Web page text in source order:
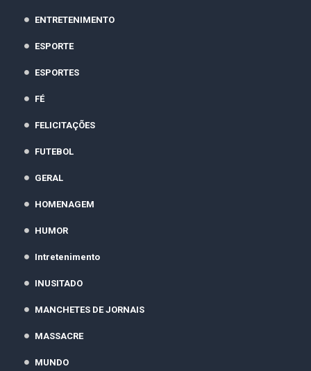
ENTRETENIMENTO
ESPORTE
ESPORTES
FÉ
FELICITAÇÕES
FUTEBOL
GERAL
HOMENAGEM
HUMOR
Intretenimento
INUSITADO
MANCHETES DE JORNAIS
MASSACRE
MUNDO